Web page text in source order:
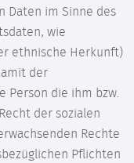
Daten im Sinne des
wie
ethnische Herkunft)
der
die ihm bzw.
der sozialen
Rechte
Pflichten